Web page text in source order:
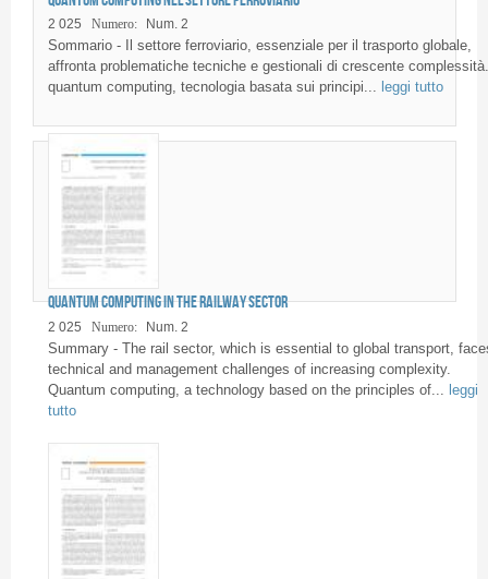
2 025 Numero: Num. 2
Sommario - Il settore ferroviario, essenziale per il trasporto globale,
affronta problematiche tecniche e gestionali di crescente
quantum computing, tecnologia basata sui principi... leggi tutto
Quantum computing in the railway sector
2 025 Numero: Num. 2
Summary - The rail sector, which is essential to global transport,
technical and management challenges of increasing complexity.
Quantum computing, a technology based on the principles of... leggi
tutto
Pagine